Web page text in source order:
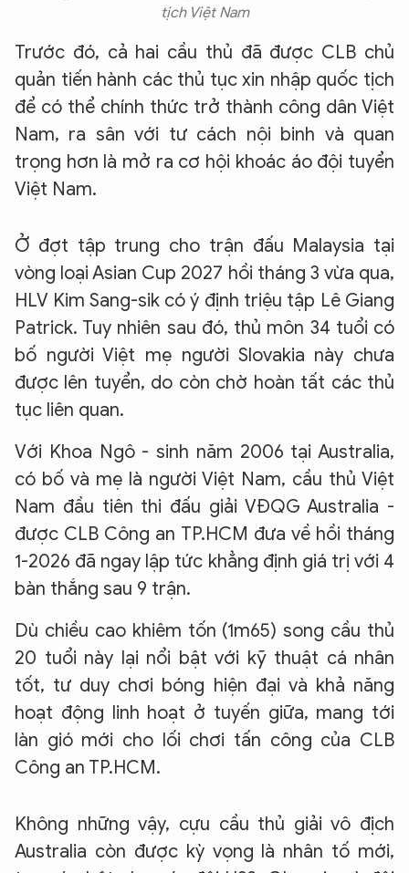
tịch Việt Nam
Trước đó, cả hai cầu thủ đã được CLB chủ
quản tiến hành các thủ tục xin nhập quốc tịch
để có thể chính thức trở thành công dân Việt
Nam, ra sân với tư cách nội binh và quan
trọng hơn là mở ra cơ hội khoác áo đội tuyển
Việt Nam.
Ở đợt tập trung cho trận đấu Malaysia tại
vòng loại Asian Cup 2027 hồi tháng 3 vừa qua,
HLV Kim Sang-sik có ý định triệu tập Lê Giang
Patrick. Tuy nhiên sau đó, thủ môn 34 tuổi có
bố người Việt mẹ người Slovakia này chưa
được lên tuyển, do còn chờ hoàn tất các thủ
tục liên quan.
Với Khoa Ngô - sinh năm 2006 tại Australia,
có bố và mẹ là người Việt Nam, cầu thủ Việt
Nam đầu tiên thi đấu giải VĐQG Australia -
được CLB Công an TP.HCM đưa về hồi tháng
1-2026 đã ngay lập tức khẳng định giá trị với 4
bàn thắng sau 9 trận.
Dù chiều cao khiêm tốn (1m65) song cầu thủ
20 tuổi này lại nổi bật với kỹ thuật cá nhân
tốt, tư duy chơi bóng hiện đại và khả năng
hoạt động linh hoạt ở tuyến giữa, mang tới
làn gió mới cho lối chơi tấn công của CLB
Công an TP.HCM.
Không những vậy, cựu cầu thủ giải vô địch
Australia còn được kỳ vọng là nhân tố mới,